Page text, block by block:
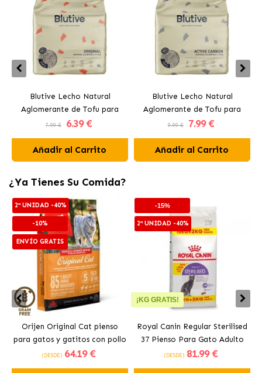
Blutive Lecho Natural
Aglomerante de Tofu para
Gatos
7.99 € 6.39 €
Añadir al Carrito
Blutive Lecho Natural
Aglomerante de Tofu para
Gatos con Carbón Activo
9.99 € 7.99 €
Añadir al Carrito
¿Ya Tienes Su Comida?
2ª UNIDAD -40%
-10%
ENVÍO GRATIS
Orijen Original Cat pienso
para gatos y gatitos con pollo
(DESDE) 64.19 €
-15%
2ª UNIDAD -40%
¡KG GRATIS!
Royal Canin Regular Sterilised
37 Pienso Para Gato Adulto
Esterilizado
(DESDE) 81.99 €